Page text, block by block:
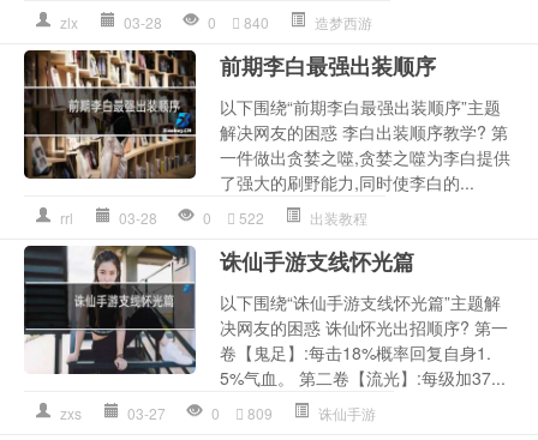
zlx 03-28 0 840 造梦西游
前期李白最强出装顺序
以下围绕“前期李白最强出装顺序”主题
解决网友的困惑 李白出装顺序教学? 第
一件做出贪婪之噬,贪婪之噬为李白提供
了强大的刷野能力,同时使李白的...
rrl 03-28 0 522 出装教程
诛仙手游支线怀光篇
以下围绕“诛仙手游支线怀光篇”主题解
决网友的困惑 诛仙怀光出招顺序? 第一
卷【鬼足】:每击18%概率回复自身1.
5%气血。 第二卷【流光】:每级加37...
zxs 03-27 0 809 诛仙手游